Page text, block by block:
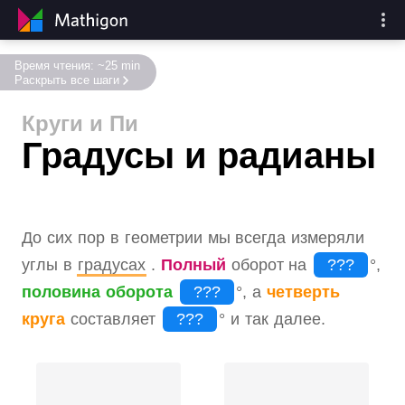
Круги и Пи
Градусы и радианы
Время чтения: ~25 min
Раскрыть все шаги
До сих пор в геометрии мы всегда измеряли
углы в градусах. Полный оборот на °,
половина оборота
°, а четверть
круга составляет ° и так далее.